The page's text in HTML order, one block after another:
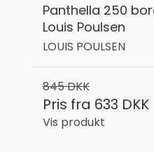
Panthella 250
Louis Poulsen
LOUIS POULSEN
845 DKK
Pris fra 633 DKK
Vis produkt